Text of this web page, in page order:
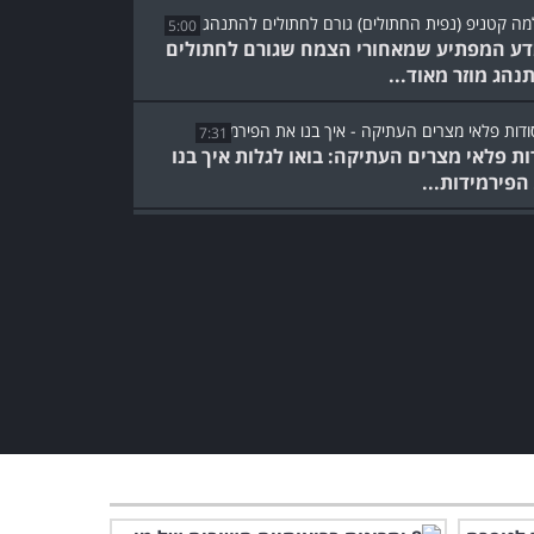
5:00
המפתיע שמאחורי הצמח שגורם לחתולים
מוזר מאוד...
7:31
פלאי מצרים העתיקה: בואו לגלות איך בנו
שגדלים בישראל וגלו מה כדאי